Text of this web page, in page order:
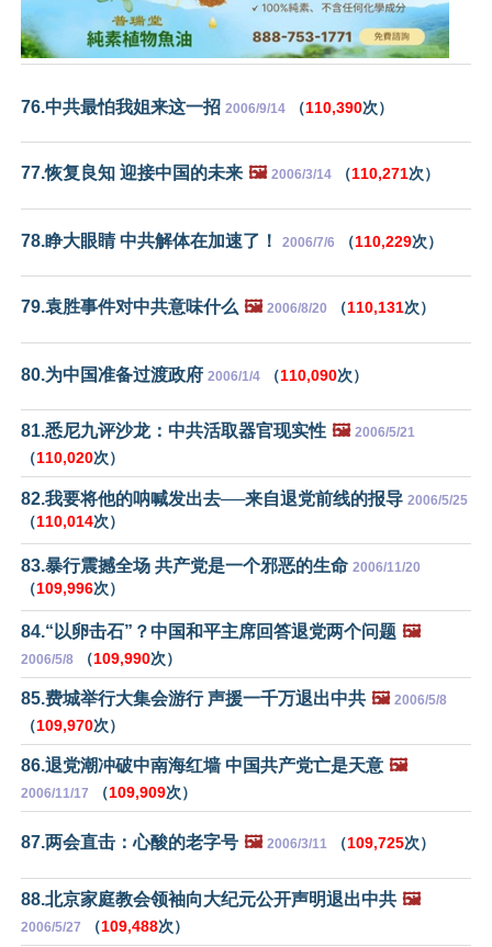
76.中共最怕我姐来这一招 2006/9/14 （110,390次）
77.恢复良知 迎接中国的未来 🖼️ 2006/3/14 （110,271次）
78.睁大眼睛 中共解体在加速了！ 2006/7/6 （110,229次）
79.袁胜事件对中共意味什么 🖼️ 2006/8/20 （110,131次）
80.为中国准备过渡政府 2006/1/4 （110,090次）
81.悉尼九评沙龙：中共活取器官现实性 🖼️ 2006/5/21
（110,020次）
82.我要将他的呐喊发出去──来自退党前线的报导 2006/5/25
（110,014次）
83.暴行震撼全场 共产党是一个邪恶的生命 2006/11/20
（109,996次）
84.“以卵击石”？中国和平主席回答退党两个问题 🖼️
2006/5/8 （109,990次）
85.费城举行大集会游行 声援一千万退出中共 🖼️ 2006/5/8
（109,970次）
86.退党潮冲破中南海红墙 中国共产党亡是天意 🖼️
2006/11/17 （109,909次）
87.两会直击：心酸的老字号 🖼️ 2006/3/11 （109,725次）
88.北京家庭教会领袖向大纪元公开声明退出中共 🖼️
2006/5/27 （109,488次）